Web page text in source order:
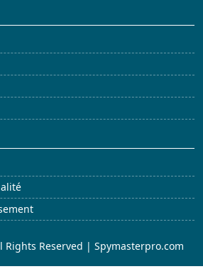
Reserved | Spymasterpro.com